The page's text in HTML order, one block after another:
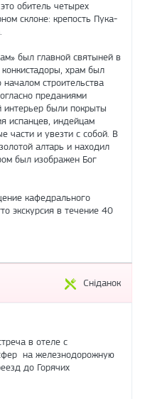
обитель четырех
склоне: крепость Пука-
был главной святыней в
храм был
строительства
преданиями
интерьер были покрыты
испанцев, индейцам
части и увезти с собой. В
алтарь и находил
был изображен Бог
кафедрального
экскурсия в течение 40
Сніданок
в отеле с
на железнодорожную
до Горячих